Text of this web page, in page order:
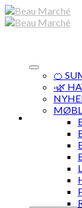
Skip
to
🍊
·🌿